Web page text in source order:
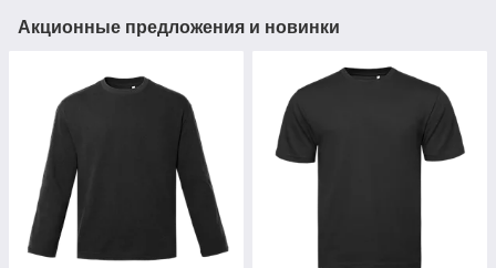
Акционные предложения и новинки